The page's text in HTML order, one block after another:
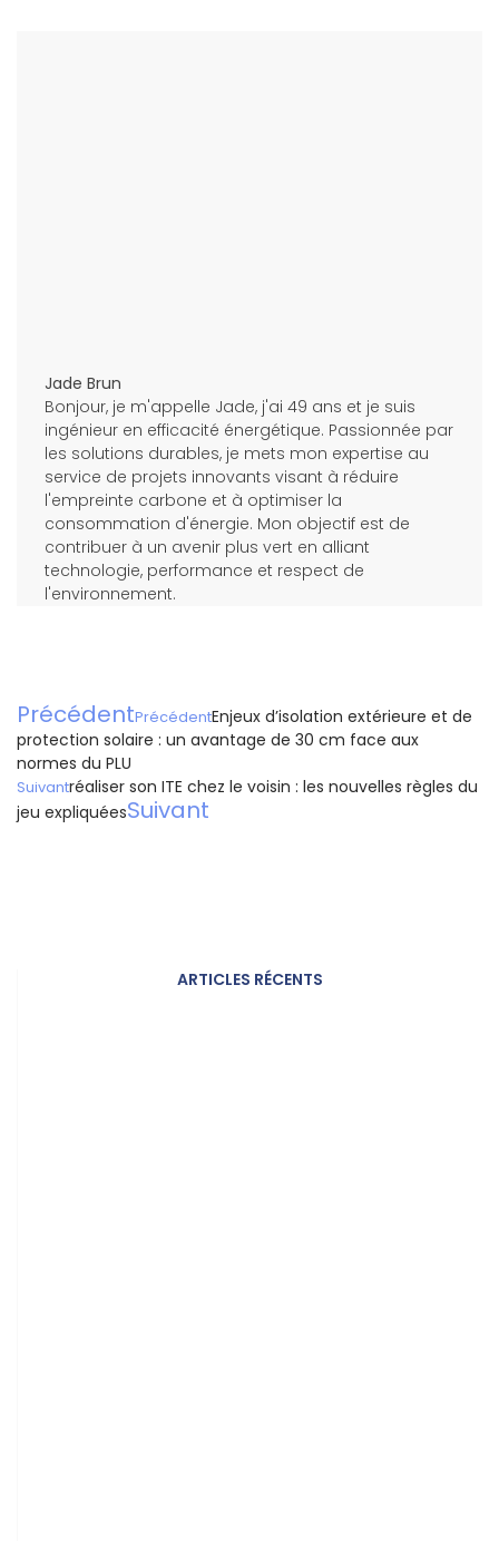
Jade Brun
Bonjour, je m'appelle Jade, j'ai 49 ans et je suis
ingénieur en efficacité énergétique. Passionnée par
les solutions durables, je mets mon expertise au
service de projets innovants visant à réduire
l'empreinte carbone et à optimiser la
consommation d'énergie. Mon objectif est de
contribuer à un avenir plus vert en alliant
technologie, performance et respect de
l'environnement.
PrécédentPrécédentEnjeux d’isolation extérieure et de
protection solaire : un avantage de 30 cm face aux
normes du PLU
Suivantréaliser son ITE chez le voisin : les nouvelles règles du
jeu expliquéesSuivant
ARTICLES RÉCENTS